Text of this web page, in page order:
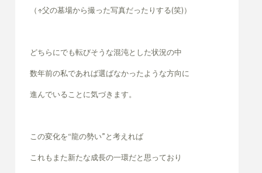
（↑父の墓場から撮った写真だったりする(笑)）
どちらにでも転びそうな混沌とした状況の中
数年前の私であれば選ばなかったような方向に
進んでいることに気づきます。
この変化を“龍の勢い”と考えれば
これもまた新たな成長の一環だと思っており